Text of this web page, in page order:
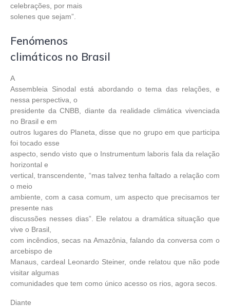
celebrações, por mais
solenes que sejam”.
Fenómenos
climáticos no Brasil
A
Assembleia Sinodal está abordando o tema das relações, e
nessa perspectiva, o
presidente da CNBB, diante da realidade climática vivenciada
no Brasil e em
outros lugares do Planeta, disse que no grupo em que participa
foi tocado esse
aspecto, sendo visto que o Instrumentum laboris fala da relação
horizontal e
vertical, transcendente, “mas talvez tenha faltado a relação com
o meio
ambiente, com a casa comum, um aspecto que precisamos ter
presente nas
discussões nesses dias”. Ele relatou a dramática situação que
vive o Brasil,
com incêndios, secas na Amazônia, falando da conversa com o
arcebispo de
Manaus, cardeal Leonardo Steiner, onde relatou que não pode
visitar algumas
comunidades que tem como único acesso os rios, agora secos.
Diante